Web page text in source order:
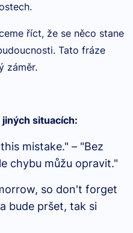
říct, že se něco stane
Tato fráze
záměr.
situacích:
mistake." – "Bez
chybu můžu opravit."
so don't forget
bude pršet, tak si